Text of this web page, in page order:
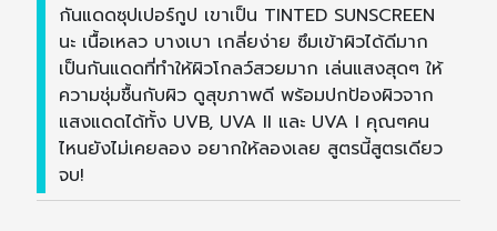
กันแดดซุปเปอร์กูป เขาเป็น TINTED SUNSCREEN
นะ เนื้อเหลว บางเบา เกลี่ยง่าย ซึมเข้าผิวได้ดีมาก
เป็นกันแดดที่ทำให้ผิวโกลว์สวยมาก เล่นแสงสุดๆ ให้
ความชุ่มชื้นกับผิว ดูสุขภาพดี พร้อมปกป้องผิวจาก
แสงแดดได้ทั้ง UVB, UVA II และ UVA I คุณๆคน
ไหนยังไม่เคยลอง อยากให้ลองเลย สูตรนี้สูตรเดียว
จบ!